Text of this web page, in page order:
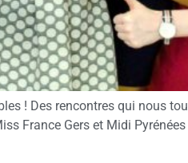
! Des rencontres qui nous
France Gers et Midi